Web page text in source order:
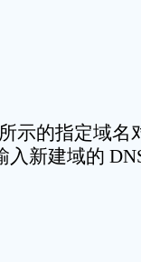
示的指定域名
入新建域的